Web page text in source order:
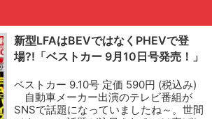
新型LFAはBEVではなくPHEVで登
場?!「ベストカー 9月10日号発売！」
ベストカー 9.10号 定価 590円 (税込み)
自動車メーカー出演のテレビ番組が
SNSで話題になっていましたね～。世間